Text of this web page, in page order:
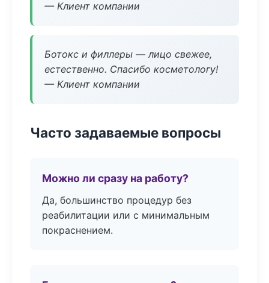
— Клиент компании
Ботокс и филлеры — лицо свежее,
естественно. Спасибо косметологу!
— Клиент компании
Часто задаваемые вопросы
Можно ли сразу на работу?
Да, большинство процедур без
реабилитации или с минимальным
покраснением.